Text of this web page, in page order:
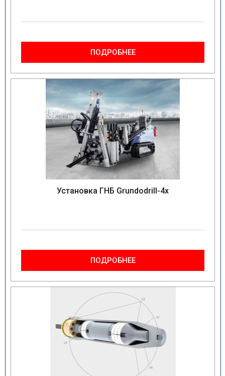
ПОДРОБНЕЕ
Установка ГНБ Grundodrill-4x
ПОДРОБНЕЕ